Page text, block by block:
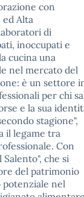
con
ed Alta
di
inoccupati e
cucina una
nel mercato del
è un settore
per chi sa
e la sua
stagione",
il legame tra
Con
che si
del patrimonio
potenziale nel